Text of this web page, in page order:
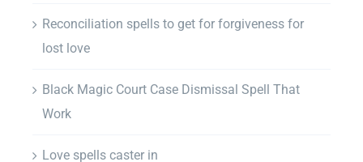
Reconciliation spells to get for forgiveness for
lost love
Black Magic Court Case Dismissal Spell That
Work
Love spells caster in